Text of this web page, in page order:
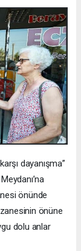
dayanışma”
önünde
önüne
dolu anlar